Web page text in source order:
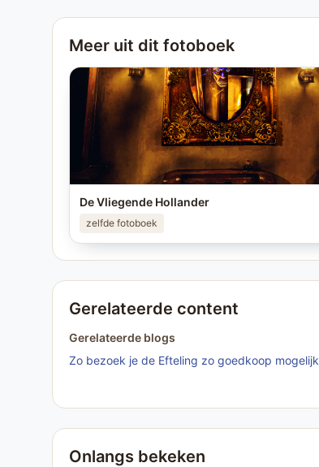
Meer uit dit fotoboek
De Vliegende Hollander
zelfde fotoboek
Gerelateerde content
Gerelateerde blogs
Zo bezoek je de Efteling zo goedkoop mogelijk
Onlangs bekeken